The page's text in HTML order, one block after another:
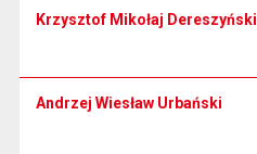
Krzysztof Mikołaj Dereszyński
Andrzej Wiesław Urbański